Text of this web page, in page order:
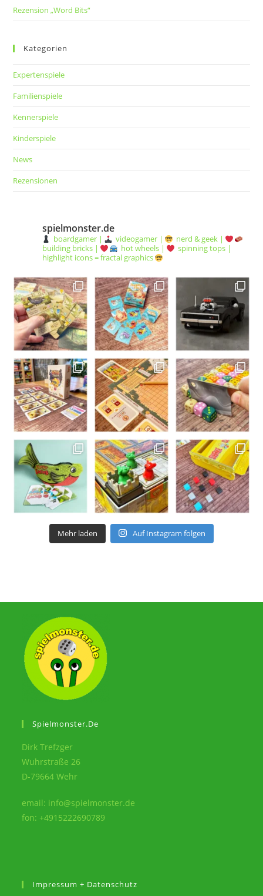
Rezension „Word Bits“
Kategorien
Expertenspiele
Familienspiele
Kennerspiele
Kinderspiele
News
Rezensionen
spielmonster.de
boardgamer | videogamer |
nerd & geek |
building bricks |
hot wheels |
spinning tops |
highlight icons = fractal graphics
Mehr laden Auf Instagram folgen
Spielmonster.de
Dirk Trefzger
Wuhrstraße 26
D-79664 Wehr
email: info@spielmonster.de
fon: +4915222690789
Impressum + Datenschutz